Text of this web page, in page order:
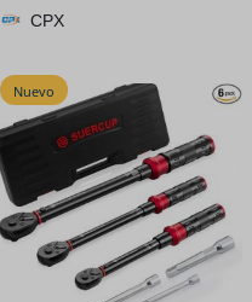
CPX
Nuevo